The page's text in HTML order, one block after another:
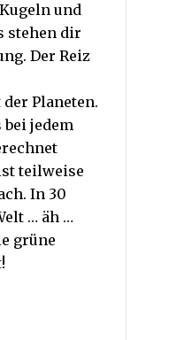
und
stehen dir
Der Reiz
Planeten.
bei jedem
teilweise
In 30
… äh …
grüne